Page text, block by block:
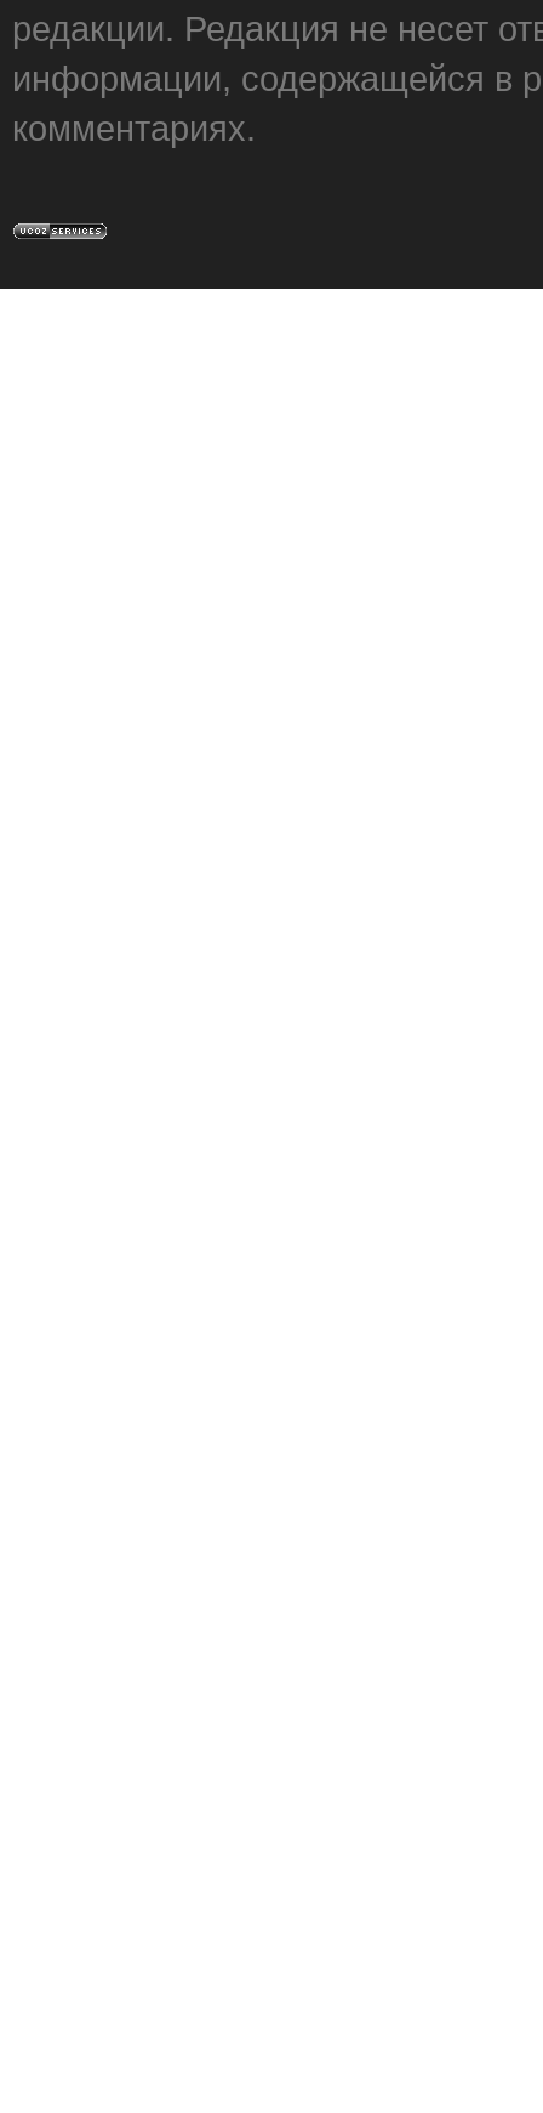
редакции. Редакция не несет
информации, содержащейся в
комментариях.